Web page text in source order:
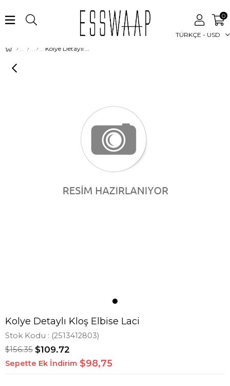
TÜRKÇE - USD
0
Kolye Detaylı Kloş Elbise Laci
Kolye Detaylı Kloş Elbise Laci
Stok Kodu (2513412803)
$156.35 $109.72
Sepette Ek İndirim $98,75